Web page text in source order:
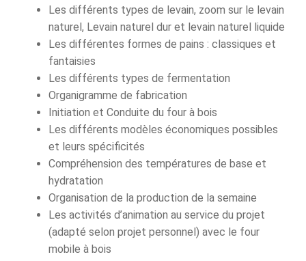
Les différents types de levain, zoom sur le levain
naturel, Levain naturel dur et levain naturel liquide
Les différentes formes de pains : classiques et
fantaisies
Les différents types de fermentation
Organigramme de fabrication
Initiation et Conduite du four à bois
Les différents modèles économiques possibles
et leurs spécificités
Compréhension des températures de base et
hydratation
Organisation de la production de la semaine
Les activités d’animation au service du projet
(adapté selon projet personnel) avec le four
mobile à bois